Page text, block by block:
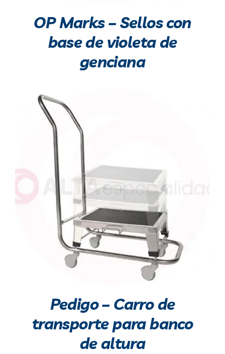
OP Marks – Sellos con
base de violeta de
genciana
Pedigo – Carro de
transporte para banco
de altura